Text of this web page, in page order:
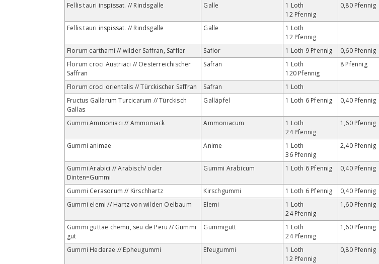
Fellis tauri inspissat. // Rindsgalle
Galle
1 Loth
12 Pfennig
0,80 Pfennig
Fellis tauri inspissat. // Rindsgalle Galle
1 Loth
12 Pfennig
Florum carthami // wilder Saffran, Saffler
Saflor 1 Loth 9 Pfennig 0,60 Pfennig
Florum croci Austriaci // Oesterreichischer
Saffran
Safran
1 Loth
120 Pfennig
8 Pfennig
Florum croci orientalis // Türckischer Saffran Safran 1 Loth
Fructus Gallarum Turcicarum // Türckisch
Gallas
Galläpfel 1 Loth 6 Pfennig 0,40 Pfennig
Gummi Ammoniaci // Ammoniack Ammoniacum
1 Loth
24 Pfennig
1,60 Pfennig
Gummi animae Anime
1 Loth
36 Pfennig
2,40 Pfennig
Gummi Arabici // Arabisch/ oder
Dinten=Gummi
Gummi Arabicum 1 Loth 6 Pfennig 0,40 Pfennig
Gummi Cerasorum // Kirschhartz Kirschgummi 1 Loth 6 Pfennig 0,40 Pfennig
Gummi elemi // Hartz von wilden Oelbaum
Elemi
1 Loth
24 Pfennig
1,60 Pfennig
Gummi guttae chemu, seu de Peru // Gummi
gut
Gummigutt
1 Loth
24 Pfennig
1,60 Pfennig
Gummi Hederae // Epheugummi Efeugummi
1 Loth
12 Pfennig
0,80 Pfennig